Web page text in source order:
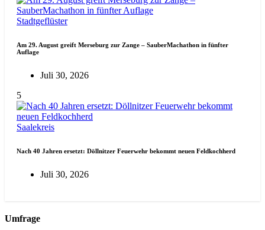
Stadtgeflüster
Am 29. August greift Merseburg zur Zange – SauberMachathon in fünfter
Auflage
Juli 30, 2026
5
Saalekreis
Nach 40 Jahren ersetzt: Döllnitzer Feuerwehr bekommt neuen Feldkochherd
Juli 30, 2026
Umfrage